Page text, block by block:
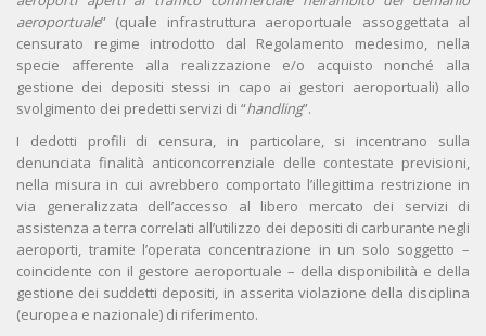
aeroportuale” (quale infrastruttura aeroportuale assoggettata al
censurato regime introdotto dal Regolamento medesimo, nella
specie afferente alla realizzazione e/o acquisto nonché alla
gestione dei depositi stessi in capo ai gestori aeroportuali) allo
svolgimento dei predetti servizi di “handling”.
I dedotti profili di censura, in particolare, si incentrano sulla
denunciata finalità anticoncorrenziale delle contestate previsioni,
nella misura in cui avrebbero comportato l’illegittima restrizione in
via generalizzata dell’accesso al libero mercato dei servizi di
assistenza a terra correlati all’utilizzo dei depositi di carburante negli
aeroporti, tramite l’operata concentrazione in un solo soggetto –
coincidente con il gestore aeroportuale – della disponibilità e della
gestione dei suddetti depositi, in asserita violazione della disciplina
(europea e nazionale) di riferimento.